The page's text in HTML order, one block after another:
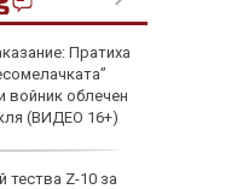
Пратиха
войник облечен
(ВИДЕО 16+)
тества Z-10 за